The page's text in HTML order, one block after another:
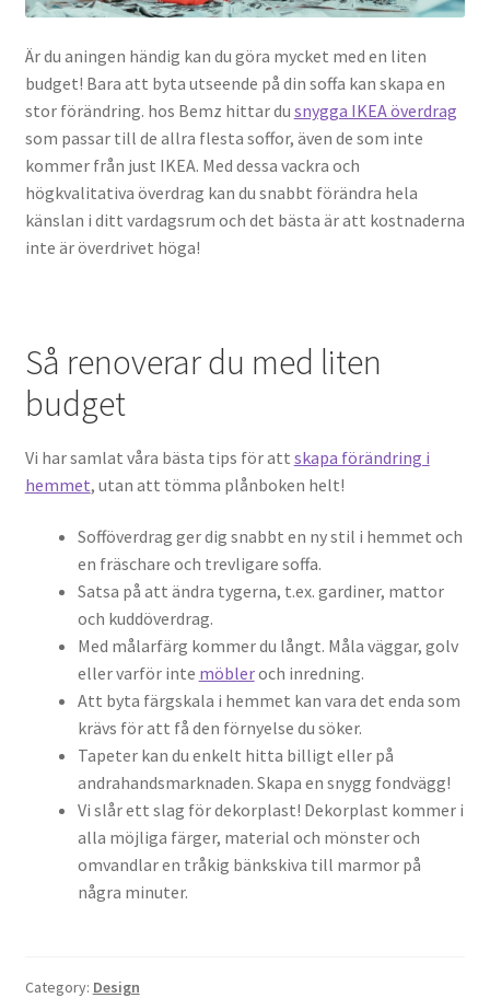
Är du aningen händig kan du göra mycket med en liten
budget! Bara att byta utseende på din soffa kan skapa en
stor förändring. hos Bemz hittar du snygga IKEA överdrag
som passar till de allra flesta soffor, även de som inte
kommer från just IKEA. Med dessa vackra och
högkvalitativa överdrag kan du snabbt förändra hela
känslan i ditt vardagsrum och det bästa är att kostnaderna
inte är överdrivet höga!
Så renoverar du med liten
budget
Vi har samlat våra bästa tips för att skapa förändring i
hemmet, utan att tömma plånboken helt!
Sofföverdrag ger dig snabbt en ny stil i hemmet och
en fräschare och trevligare soffa.
Satsa på att ändra tygerna, t.ex. gardiner, mattor
och kuddöverdrag.
Med målarfärg kommer du långt. Måla väggar, golv
eller varför inte möbleroch inredning.
Att byta färgskala i hemmet kan vara det enda som
krävs för att få den förnyelse du söker.
Tapeter kan du enkelt hitta billigt eller på
andrahandsmarknaden. Skapa en snygg fondvägg!
Vi slår ett slag för dekorplast! Dekorplast kommer i
alla möjliga färger, material och mönster och
omvandlar en tråkig bänkskiva till marmor på
några minuter.
Category: Design